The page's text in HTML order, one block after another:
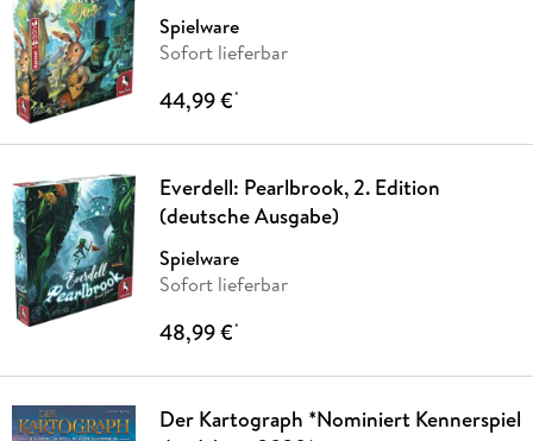
Spielware
Sofort lieferbar
44,99 €*
Everdell: Pearlbrook, 2. Edition
(deutsche Ausgabe)
Spielware
Sofort lieferbar
48,99 €*
Der Kartograph *Nominiert Kennerspiel